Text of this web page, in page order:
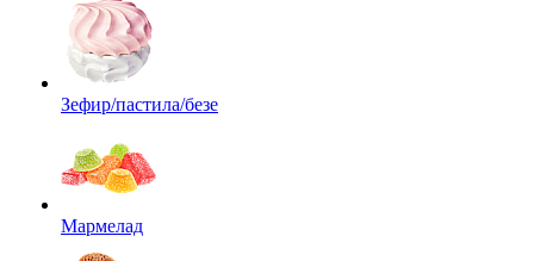
Зефир/пастила/безе
Мармелад